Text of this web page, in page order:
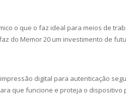
o que o faz ideal para meios de
do Memor 20 um investimento de
digital para autenticação
que funcione e proteja o